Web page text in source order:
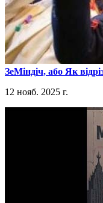
​ЗеМіндіч, або Як
12 нояб. 2025 г.